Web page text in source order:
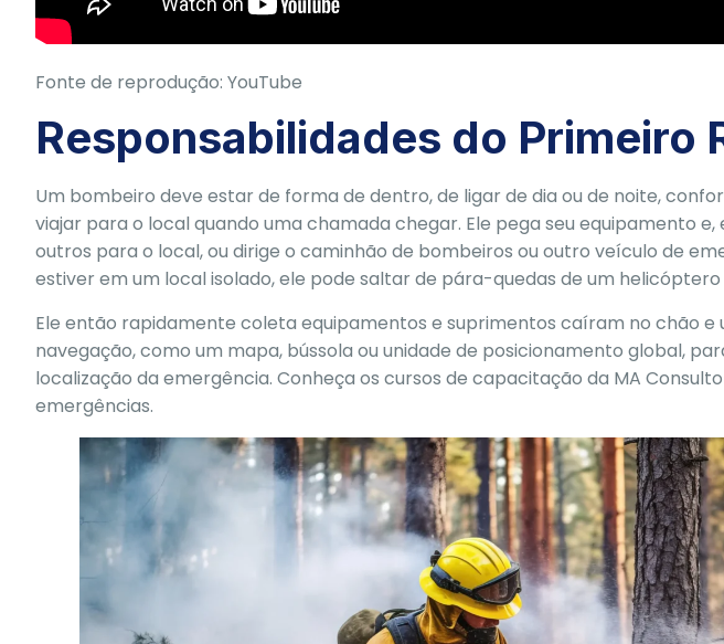
Fonte de reprodução: YouTube
Responsabilidades do Primeiro
Um bombeiro deve estar de forma de dentro, de ligar de dia ou de noite,
viajar para o local quando uma chamada chegar. Ele pega seu equipamento e,
outros para o local, ou dirige o caminhão de bombeiros ou outro veículo de
estiver em um local isolado, ele pode saltar de pára-quedas de um
Ele então rapidamente coleta equipamentos e suprimentos caíram no chão e
navegação, como um mapa, bússola ou unidade de posicionamento global,
localização da emergência. Conheça os cursos de capacitação da MA
emergências.